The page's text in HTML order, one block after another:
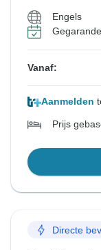
Engels
Vanaf:
Aanmelden
Prijs
Directe